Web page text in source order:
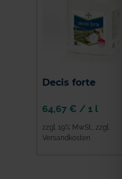
Decis forte
zzgl. 19% MwSt., zzgl.
Versandkosten
64,67 € / 1 l